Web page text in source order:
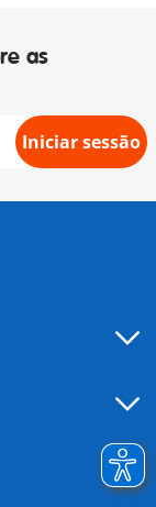
as
Iniciar sessão